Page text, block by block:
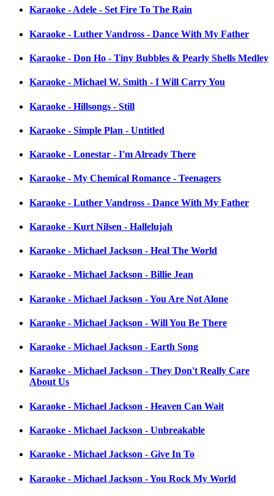
Karaoke - Adele - Set Fire To The Rain
Karaoke - Luther Vandross - Dance With My Father
Karaoke - Don Ho - Tiny Bubbles & Pearly Shells Medley
Karaoke - Michael W. Smith - I Will Carry You
Karaoke - Hillsongs - Still
Karaoke - Simple Plan - Untitled
Karaoke - Lonestar - I'm Already There
Karaoke - My Chemical Romance - Teenagers
Karaoke - Luther Vandross - Dance With My Father
Karaoke - Kurt Nilsen - Hallelujah
Karaoke - Michael Jackson - Heal The World
Karaoke - Michael Jackson - Billie Jean
Karaoke - Michael Jackson - You Are Not Alone
Karaoke - Michael Jackson - Will You Be There
Karaoke - Michael Jackson - Earth Song
Karaoke - Michael Jackson - They Don't Really Care
About Us
Karaoke - Michael Jackson - Heaven Can Wait
Karaoke - Michael Jackson - Unbreakable
Karaoke - Michael Jackson - Give In To
Karaoke - Michael Jackson - You Rock My World